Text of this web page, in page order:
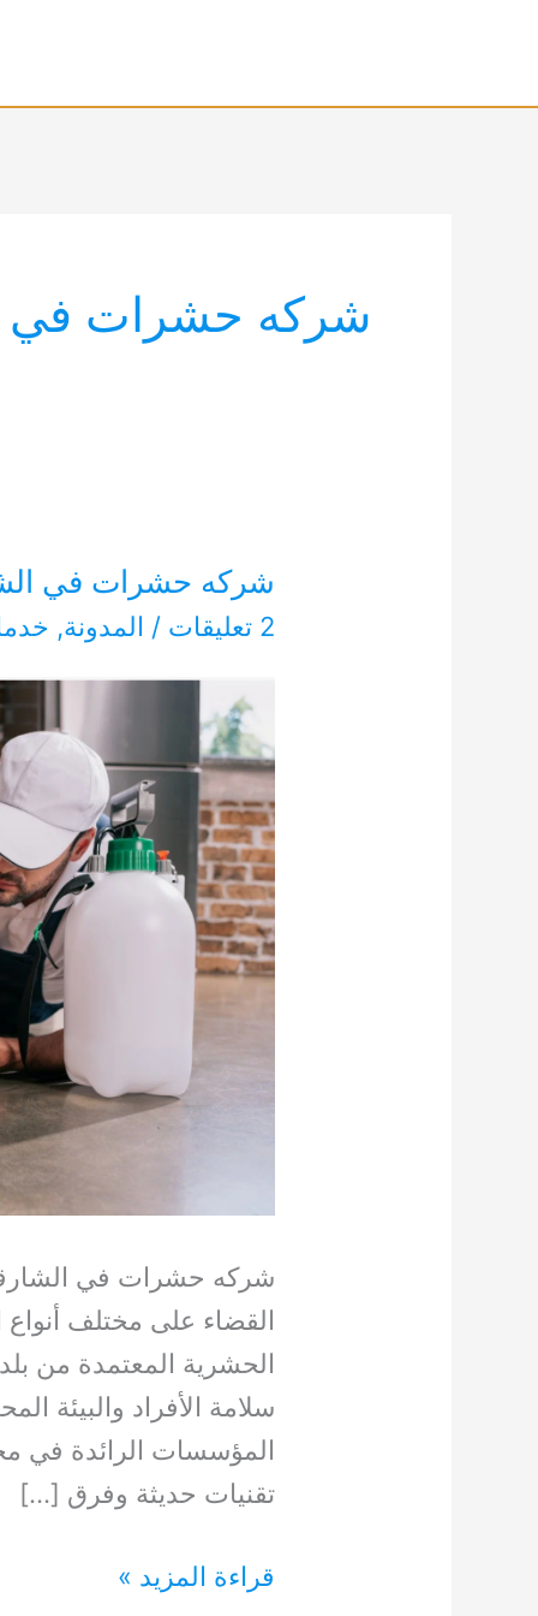
المحتوى
شركه حشرات في
شركه حشرات في الشارقة
2 تعليقات / المدونة,
شركه حشرات في
القضاء على مختلف
الحشرية المعتمدة من
سلامة الأفراد والبيئة
المؤسسات الرائدة في
تقنيات حديثة وفرق […]
شركه
قراءة المزيد »